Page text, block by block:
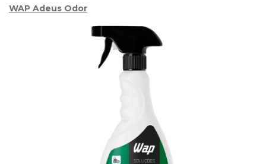
WAP Adeus Odor